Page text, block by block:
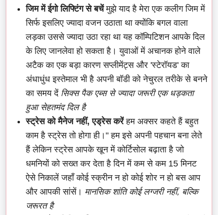
जिम में ईगो लिफ्टिंग से बचेंमुझे याद है मेरा एक कलीग जिम में
सिर्फ इसलिए ज्यादा वजन उठाता था क्योंकि बगल वाला
लड़का उससे ज्यादा उठा रहा था यह कॉम्पिटिशन आपके दिल
के लिए जानलेवा हो सकता है। युवाओं में अचानक होने वाले
अटैक का एक बड़ा कारण सप्लीमेंट्स और 'स्टेरॉयड' का
अंधाधुंध इस्तेमाल भी है अपनी बॉडी को नेचुरल तरीके से बनने
का समय दें सिक्स पैक एब्स से ज्यादा जरूरी एक धड़कता
हुआ सेहतमंद दिल है
स्ट्रेस को मैनेज नहीं, एड्रेस करेंहम अक्सर कहते हैं बहुत
काम है स्ट्रेस तो होगा ही।" हम इसे अपनी पहचान बना लेते
हैं लेकिन स्ट्रेस आपके खून में कोर्टिसोल बढ़ाता है जो
धमनियों को सख्त कर देता है दिन में कम से कम 15 मिनट
ऐसे निकालें जहाँ कोई स्क्रीन न हो कोई शोर न हो बस आप
और आपकी सांसें। मानसिक शांति कोई लग्जरी नहीं, बल्कि
जरूरत है